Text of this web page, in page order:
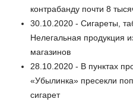
контрабанду почти 8
30.10.2020 - Сигареты,
Нелегальная продукция
магазинов
28.10.2020 - В пунктах
«Убылинка» пресекли
сигарет